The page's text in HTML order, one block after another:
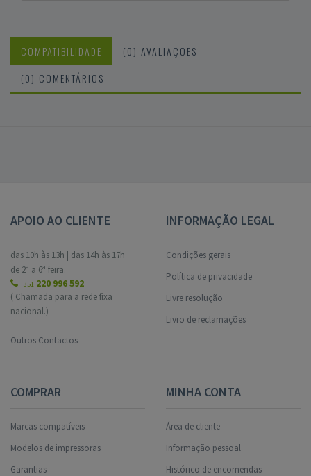
COMPATIBILIDADE
(0) AVALIAÇÕES
(0) COMENTÁRIOS
APOIO AO CLIENTE
das 10h às 13h | das 14h às 17h
de 2ª a 6ª feira.
+351 220 996 592
( Chamada para a rede fixa
nacional.)
Outros Contactos
INFORMAÇÃO LEGAL
Condições gerais
Política de privacidade
Livre resolução
Livro de reclamações
COMPRAR
Marcas compatíveis
Modelos de impressoras
Garantias
MINHA CONTA
Área de cliente
Informação pessoal
Histórico de encomendas